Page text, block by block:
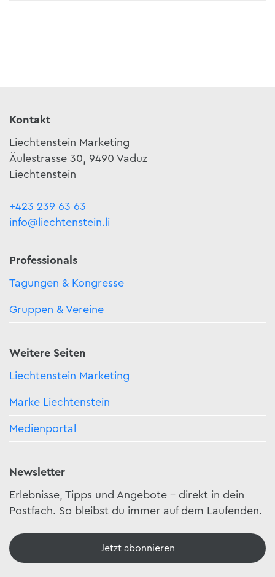
Kontakt
Liechtenstein Marketing
Äulestrasse 30, 9490 Vaduz
Liechtenstein
+423 239 63 63
info@liechtenstein.li
Professionals
Tagungen & Kongresse
Gruppen & Vereine
Weitere Seiten
Liechtenstein Marketing
Marke Liechtenstein
Medienportal
Newsletter
Erlebnisse, Tipps und Angebote – direkt in dein
Postfach. So bleibst du immer auf dem Laufenden.
Jetzt abonnieren